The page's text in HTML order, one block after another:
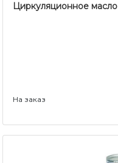
Циркуляционное масло
На заказ